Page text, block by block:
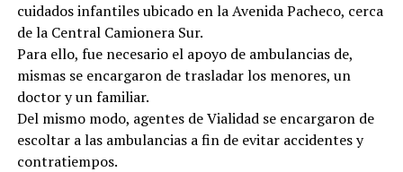
cuidados infantiles ubicado en la Avenida Pacheco, cerca
de la Central Camionera Sur.
Para ello, fue necesario el apoyo de ambulancias de,
mismas se encargaron de trasladar los menores, un
doctor y un familiar.
Del mismo modo, agentes de Vialidad se encargaron de
escoltar a las ambulancias a fin de evitar accidentes y
contratiempos.